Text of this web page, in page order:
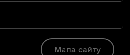
Мапа сайту